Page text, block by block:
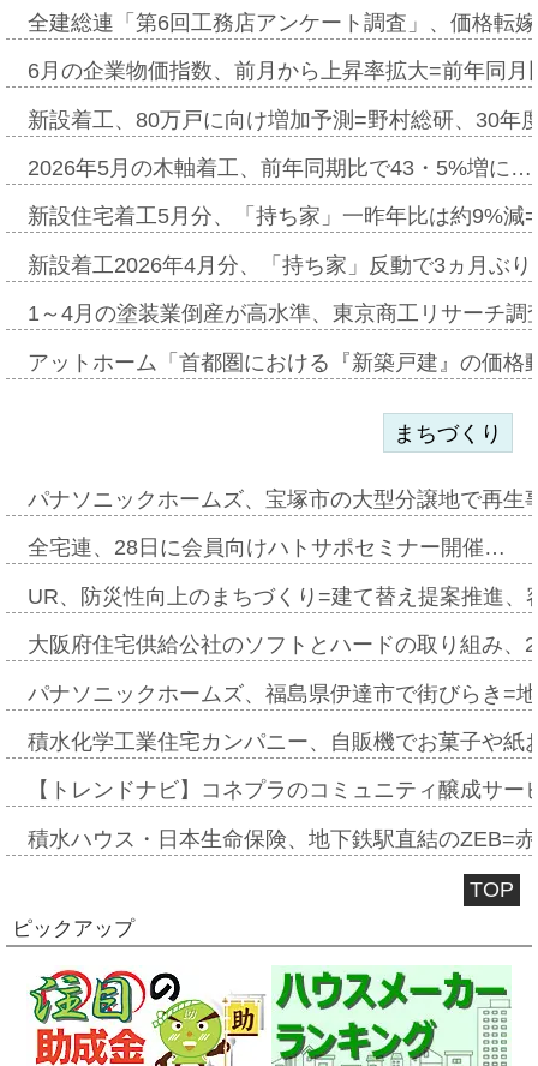
全建総連「第6回工務店アンケート調査」、価格転
6月の企業物価指数、前月から上昇率拡大=前年同
新設着工、80万戸に向け増加予測=野村総研、30年
2026年5月の木軸着工、前年同期比で43・5%増に…
新設住宅着工5月分、「持ち家」一昨年比は約9%
新設着工2026年4月分、「持ち家」反動で3ヵ月ぶ
1～4月の塗装業倒産が高水準、東京商工リサーチ
アットホーム「首都圏における『新築戸建』の価
まちづくり
パナソニックホームズ、宝塚市の大型分譲地で再
全宅連、28日に会員向けハトサポセミナー開催…
UR、防災性向上のまちづくり=建て替え提案推進
大阪府住宅供給公社のソフトとハードの取り組み
パナソニックホームズ、福島県伊達市で街びらき=
積水化学工業住宅カンパニー、自販機でお菓子や
【トレンドナビ】コネプラのコミュニティ醸成サ
積水ハウス・日本生命保険、地下鉄駅直結のZEB=
TOP
ピックアップ